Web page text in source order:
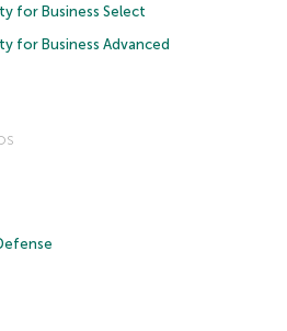
for Business Select
for Business Advanced